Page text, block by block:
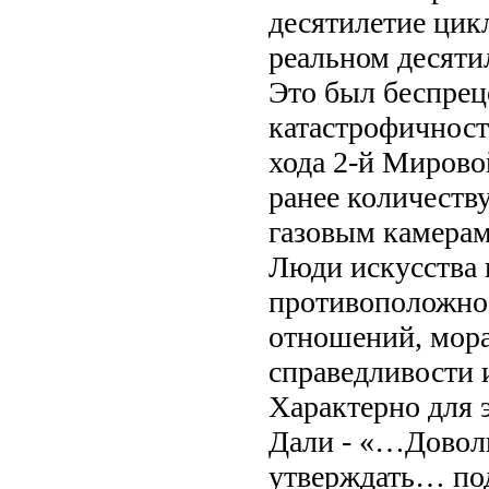
десятилетие
реальном
Это был
хода 2-й
ранее
газовым
Люди искусства
отношений,
справедливости
Характерно для
Дали -
утверждать…